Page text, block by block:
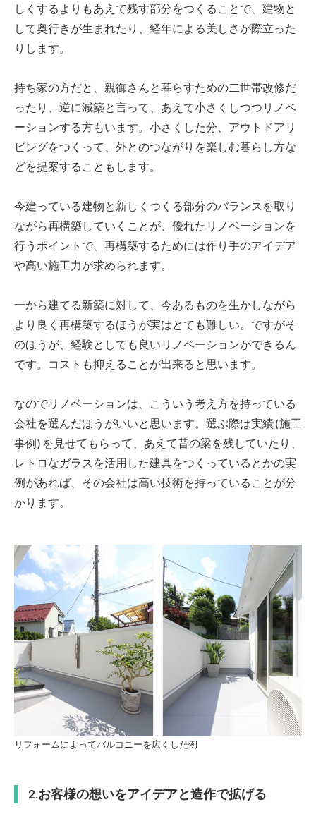
しくするよりもあえて残す部分をつくることで、建物と
して奥行きが生まれたり、経年による美しさが際立った
りします。
持ち家の方だと、親御さんと暮らすための二世帯改修だ
ったり、逆に減築と言って、あえて小さくしつつリノベ
ーションする方もいます。小さくした分、アウトドアリ
ビングをつくって、外とのつながりを楽しむ暮らし方な
どを提案することもします。
今建っている建物と新しくつくる部分のバランスを取り
ながら再構築していくことが、優れたリノベーションを
行うポイントで、再構築するためには作り手のアイデア
や高い施工力が求められます。
一から建てる新築に対して、今あるものを生かしながら
より良く再構築するほうが実はとても難しい。ですがそ
のほうが、経験としても良いリノベーションができるん
です。コストも抑えることが出来ると思います。
なのでリノベーションは、こういう考え方を持っている
会社を選んだほうがいいと思います。選ぶ際は実績 (施工
事例) を見せてもらって、あえて昔の梁を残していたり、
レトロなガラスを活用した建具をつくっているとかの実
例があれば、その会社は高い技術を持っていることが分
かります。
リフォームによってバルコニーを広くした例
お客様の想いをアイデアと造作で拡げる